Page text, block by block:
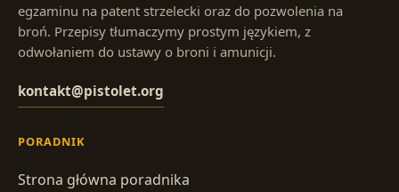
egzaminu na patent strzelecki oraz do pozwolenia na
broń. Przepisy tłumaczymy prostym językiem, z
odwołaniem do ustawy o broni i amunicji.
kontakt@pistolet.org
PORADNIK
Strona główna poradnika